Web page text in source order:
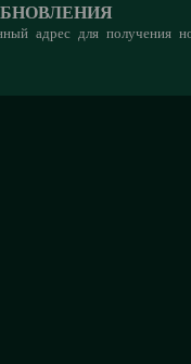
адрес для получения